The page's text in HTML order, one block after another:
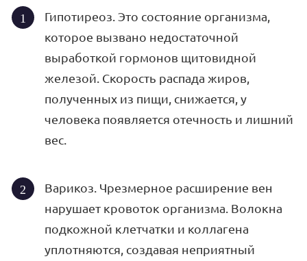
Гипотиреоз. Это состояние организма,
которое вызвано недостаточной
выработкой гормонов щитовидной
железой. Скорость распада жиров,
полученных из пищи, снижается, у
человека появляется отечность и лишний
вес.
Варикоз. Чрезмерное расширение вен
нарушает кровоток организма. Волокна
подкожной клетчатки и коллагена
уплотняются, создавая неприятный